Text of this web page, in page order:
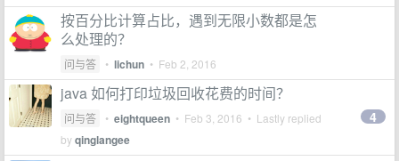
按百分比计算占比，遇到无限小数都是怎
么处理的？
问与答 • lichun • Feb 2, 2016
java 如何打印垃圾回收花费的时间？
问与答 • eightqueen • Feb 3, 2016 • Lastly replied
byqinglangee
4